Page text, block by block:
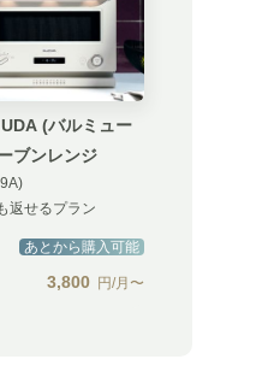
(バルミュー
ーブンレンジ
返せるプラン
あとから購入可能
3,800 円/月〜